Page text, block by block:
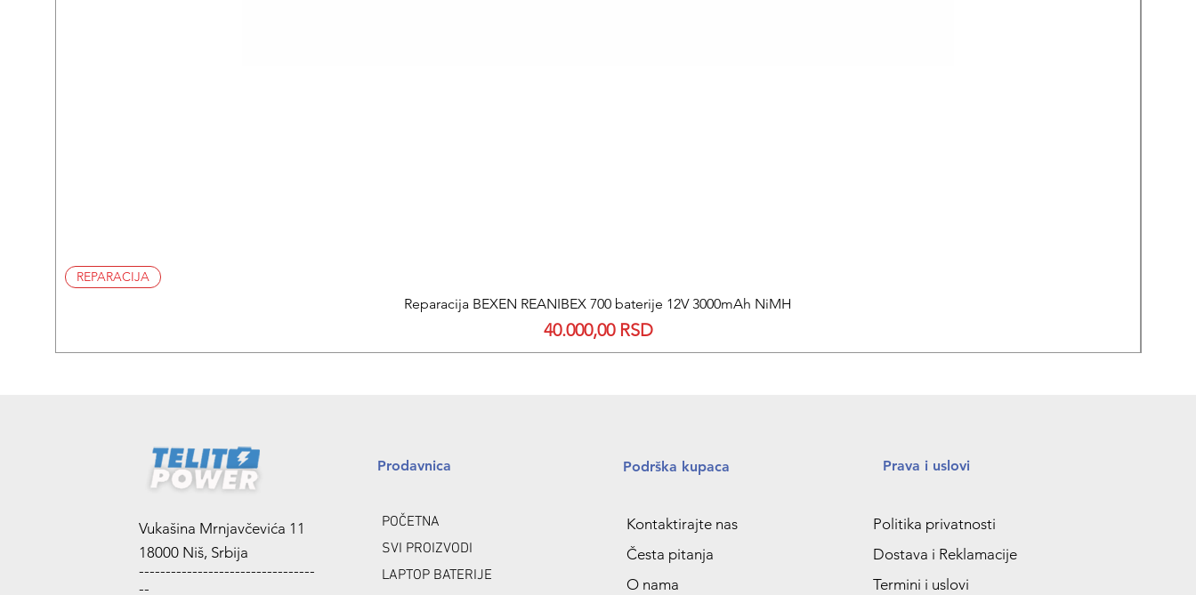
REPARACIJA
Reparacija BEXEN REANIBEX 700 baterije 12V 3000mAh NiMH
Price
40.000,00 RSD
Vukašina Mrnjavčevića 11
18000 Niš, Srbija
---------------------------------
--
Prodavnica
POČETNA
SVI PROIZVODI
LAPTOP BATERIJE
Podrška kupaca
Kontaktirajte nas
Česta pitanja
O nama
Prava i uslovi
Politika privatnosti
Dostava i Reklamacije
Termini i uslovi